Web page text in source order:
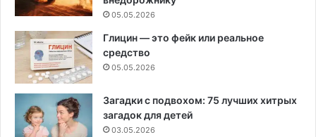
05.05.2026
Глицин — это фейк или реальное
средство
05.05.2026
Загадки с подвохом: 75 лучших хитрых
загадок для детей
03.05.2026